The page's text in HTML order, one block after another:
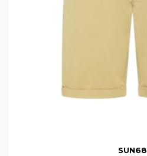
SUN68